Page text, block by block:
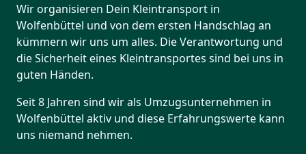
Wir organisieren Dein Kleintransport in
Wolfenbüttel und von dem ersten Handschlag an
kümmern wir uns um alles. Die Verantwortung und
die Sicherheit eines Kleintransportes sind bei uns in
guten Händen.
Seit 8 Jahren sind wir als Umzugsunternehmen in
Wolfenbüttel aktiv und diese Erfahrungswerte kann
uns niemand nehmen.